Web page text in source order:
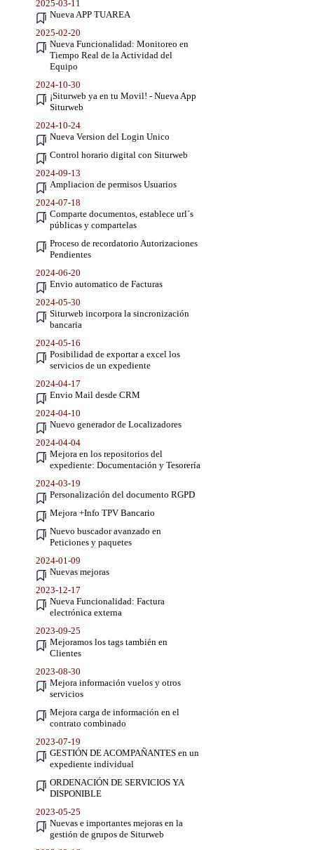
2025-03-11
Nueva APP TUAREA
2025-02-20
Nueva Funcionalidad: Monitoreo en
Tiempo Real de la Actividad del
Equipo
2024-10-30
¡Siturweb ya en tu Movil! - Nueva App
Siturweb
2024-10-24
Nueva Version del Login Unico
Control horario digital con Siturweb
2024-09-13
Ampliacion de permisos Usuarios
2024-07-18
Comparte documentos, establece url´s
públicas y compartelas
Proceso de recordatorio Autorizaciones
Pendientes
2024-06-20
Envio automatico de Facturas
2024-05-30
Siturweb incorpora la sincronización
bancaria
2024-05-16
Posibilidad de exportar a excel los
servicios de un expediente
2024-04-17
Envio Mail desde CRM
2024-04-10
Nuevo generador de Localizadores
2024-04-04
Mejora en los repositorios del
expediente: Documentación y Tesorería
2024-03-19
Personalización del documento RGPD
Mejora +Info TPV Bancario
Nuevo buscador avanzado en
Peticiones y paquetes
2024-01-09
Nuevas mejoras
2023-12-17
Nueva Funcionalidad: Factura
electrónica externa
2023-09-25
Mejoramos los tags también en
Clientes
2023-08-30
Mejora información vuelos y otros
servicios
Mejora carga de información en el
contrato combinado
2023-07-19
GESTIÓN DE ACOMPAÑANTES en un
expediente individual
ORDENACIÓN DE SERVICIOS YA
DISPONIBLE
2023-05-25
Nuevas e importantes mejoras en la
gestión de grupos de Siturweb